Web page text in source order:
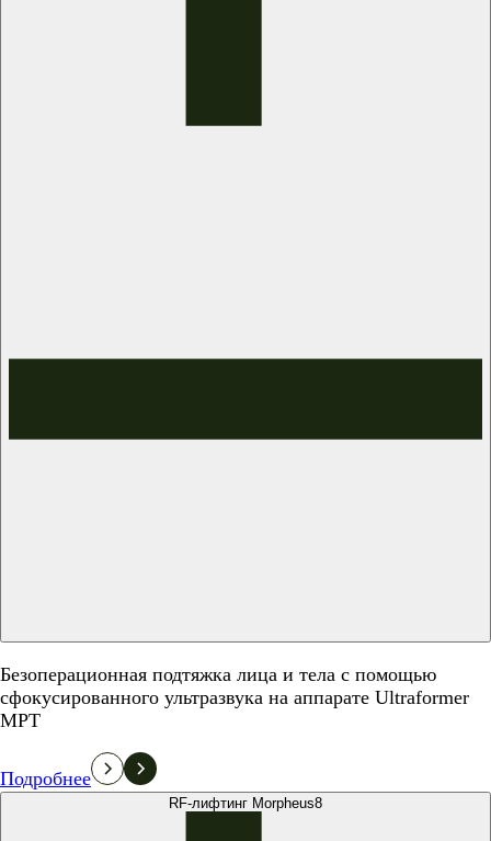
Безоперационная подтяжка лица и тела с помощью
сфокусированного ультразвука на аппарате Ultraformer
MPT
Подробнее
RF-лифтинг Morpheus8